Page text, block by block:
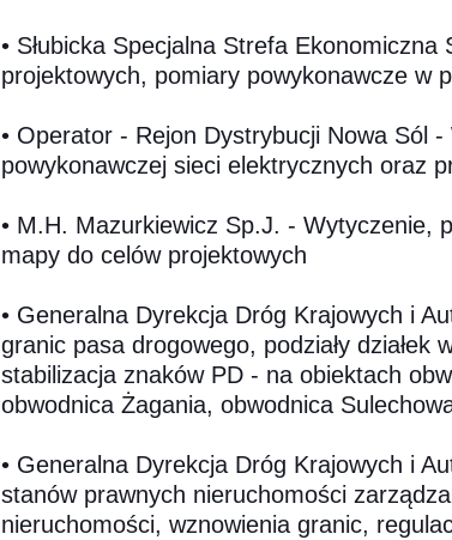
• Słubicka Specjalna Strefa Ekonomiczna
projektowych, pomiary powykonawcze w
• Operator - Rejon Dystrybucji Nowa Sól
powykonawczej sieci elektrycznych oraz
• M.H. Mazurkiewicz Sp.J. - Wytyczenie,
mapy do celów projektowych
• Generalna Dyrekcja Dróg Krajowych i
granic pasa drogowego, podziały działek
stabilizacja znaków PD - na obiektach
obwodnica Żagania, obwodnica
• Generalna Dyrekcja Dróg Krajowych i
stanów prawnych nieruchomości
nieruchomości, wznowienia granic,